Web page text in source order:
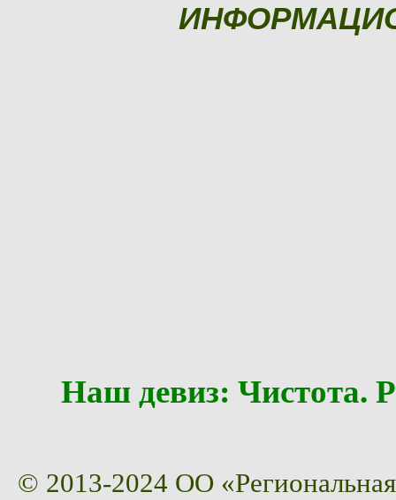
Наш девиз:
© 2013-2024 ОО